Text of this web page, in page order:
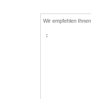
Wir empfehlen
: